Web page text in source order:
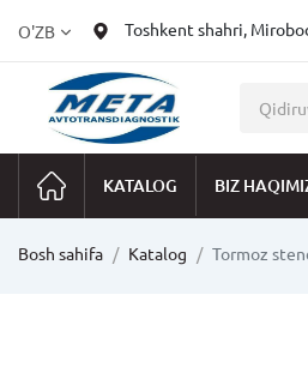
O'ZB Toshkent shahri,
KATALOG BIZ
Bosh sahifa Katalog Tormoz